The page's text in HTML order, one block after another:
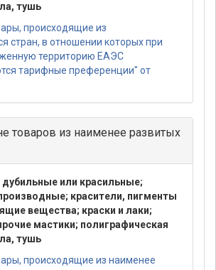
тушь
происходящие из
стран, в отношении которых при
территорию ЕАЭС
тарифные преференции" от
товаров из наименее развитых
или красильные;
красители, пигменты
вещества; краски и лаки;
мастики; полиграфическая
тушь
происходящие из наименее